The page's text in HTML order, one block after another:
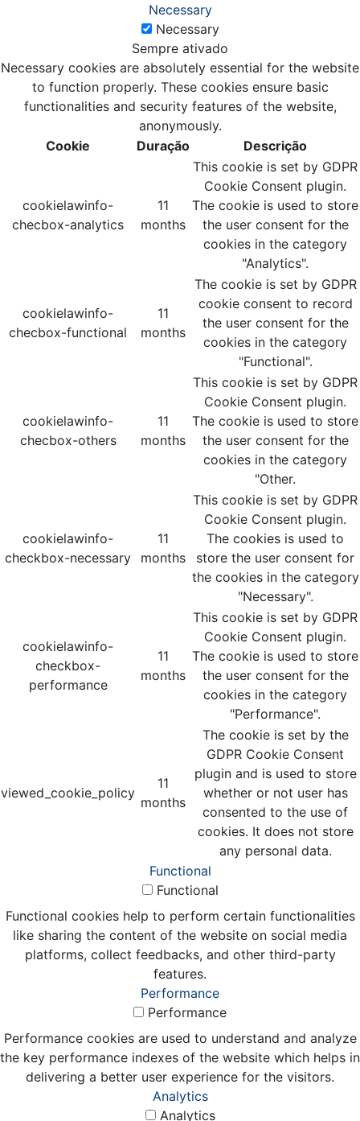
Necessary
Necessary
Sempre ativado
Necessary cookies are absolutely essential for the website
to function properly. These cookies ensure basic
functionalities and security features of the website,
anonymously.
Cookie
Duração Descrição
cookielawinfo-
checbox-analytics
11
months
This cookie is set by GDPR
Cookie Consent plugin.
The cookie is used to store
the user consent for the
cookies in the category
"Analytics".
cookielawinfo-
checbox-functional
11
months
The cookie is set by GDPR
cookie consent to record
the user consent for the
cookies in the category
"Functional".
cookielawinfo-
checbox-others
11
months
This cookie is set by GDPR
Cookie Consent plugin.
The cookie is used to store
the user consent for the
cookies in the category
"Other.
cookielawinfo-
checkbox-necessary
11
months
This cookie is set by GDPR
Cookie Consent plugin.
The cookies is used to
store the user consent for
the cookies in the category
"Necessary".
cookielawinfo-
checkbox-
performance
11
months
This cookie is set by GDPR
Cookie Consent plugin.
The cookie is used to store
the user consent for the
cookies in the category
"Performance".
viewed_cookie_policy
11
months
The cookie is set by the
GDPR Cookie Consent
plugin and is used to store
whether or not user has
consented to the use of
cookies. It does not store
any personal data.
Functional
Functional
Functional cookies help to perform certain functionalities
like sharing the content of the website on social media
platforms, collect feedbacks, and other third-party
features.
Performance
Performance
Performance cookies are used to understand and analyze
the key performance indexes of the website which helps in
delivering a better user experience for the visitors.
Analytics
Analytics